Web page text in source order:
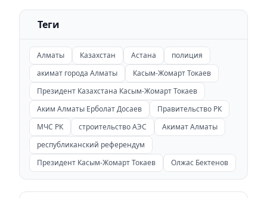
Теги
Алматы Казахстан Астана
полиция
акимат города Алматы
Касым-Жомарт Токаев
Президент Казахстана Касым-Жомарт Токаев
Аким Алматы Ерболат Досаев
Правительство РК
МЧС РК
строительство АЭС
Акимат Алматы
республиканский референдум
Президент Касым-Жомарт Токаев
Олжас Бектенов